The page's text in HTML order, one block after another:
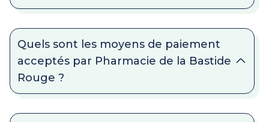
Quels sont les moyens de paiement
acceptés par Pharmacie de la Bastide
Rouge ?